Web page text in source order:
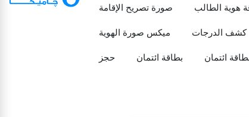
صورة تصريح الإقامة هوية الطالب
ميكس صورة الهوية كشف الدرجات
حجز بطاقة ائتمان ائتمان